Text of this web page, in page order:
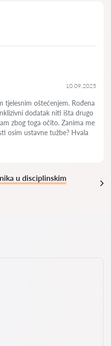
10.09.2025
tjelesnim oštećenjem. Rođena
dodatak niti išta drugo
zbog toga očito. Zanima me
osim ustavne tužbe? Hvala
u disciplinskim